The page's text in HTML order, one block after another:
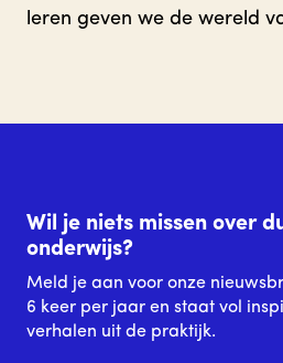
leren geven we de wereld
Wil je niets missen over
onderwijs?
Meld je aan voor onze
6 keer per jaar en staat vol
verhalen uit de praktijk.